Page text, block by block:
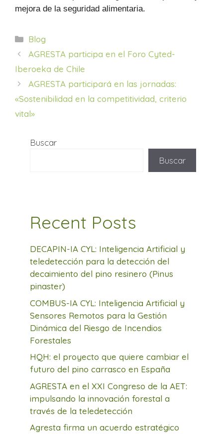
mejora de la seguridad alimentaria.
Categorías
Blog
AGRESTA participa en el Foro Cyted-
Iberoeka de Chile
AGRESTA participará en las jornadas:
«Sostenibilidad en la competitividad, criterio
vital»
Buscar
Buscar
Recent Posts
DECAPIN-IA CYL: Inteligencia Artificial y
teledetección para la detección del
decaimiento del pino resinero (Pinus
pinaster)
COMBUS-IA CYL: Inteligencia Artificial y
Sensores Remotos para la Gestión
Dinámica del Riesgo de Incendios
Forestales
HQH: el proyecto que quiere cambiar el
futuro del pino carrasco en España
AGRESTA en el XXI Congreso de la AET:
impulsando la innovación forestal a
través de la teledetección
Agresta firma un acuerdo estratégico